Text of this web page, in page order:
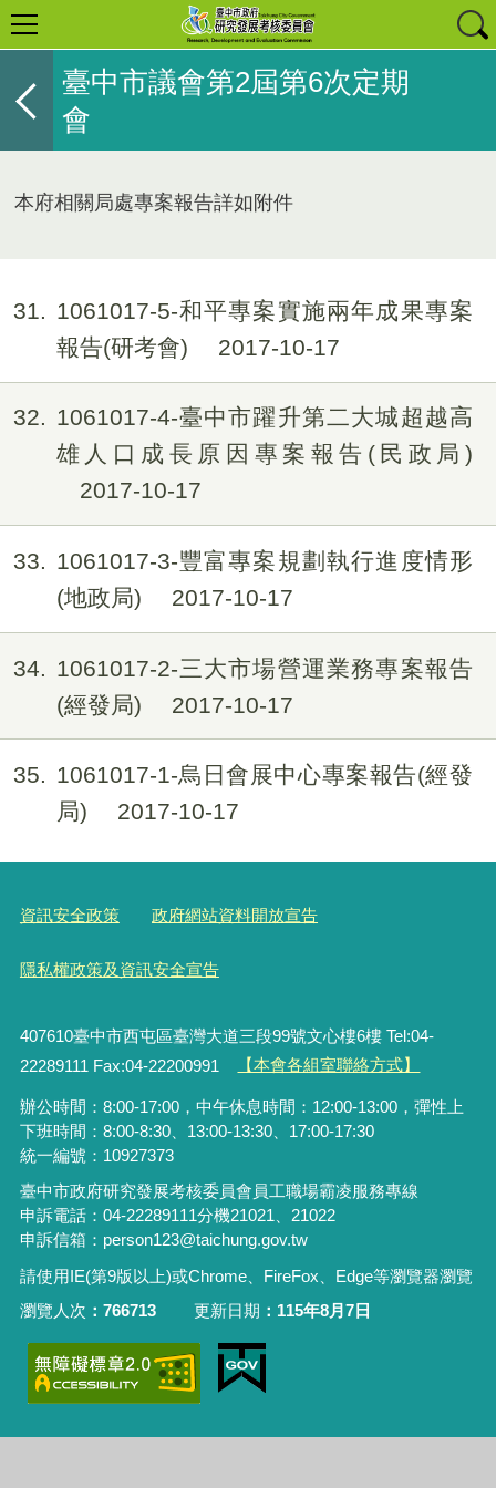
臺中市議會第2屆第6次定期
會
本府相關局處專案報告詳如附件
31
1061017-5-和平專案實施兩年成果專案
報告(研考會)
2017-10-17
32
1061017-4-臺中市躍升第二大城超越高
雄人口成長原因專案報告(民政局)
2017-10-17
33
1061017-3-豐富專案規劃執行進度情形
(地政局)
2017-10-17
34
1061017-2-三大市場營運業務專案報告
(經發局)
2017-10-17
35
1061017-1-烏日會展中心專案報告(經發
局)
2017-10-17
資訊安全政策 政府網站資料開放宣告
隱私權政策及資訊安全宣告
407610臺中市西屯區臺灣大道三段99號文心樓6樓 Tel:04-
22289111 Fax:04-22200991
【本會各組室聯絡方式】
辦公時間：8:00-17:00，中午休息時間：12:00-13:00，彈性上
下班時間：8:00-8:30、13:00-13:30、17:00-17:30
統一編號：10927373
臺中市政府研究發展考核委員會員工職場霸凌服務專線
申訴電話：04-22289111分機21021、21022
申訴信箱：person123@taichung.gov.tw
請使用IE(第9版以上)或Chrome、FireFox、Edge等瀏覽器瀏覽
瀏覽人次
766713 更新日期 115年8月7日